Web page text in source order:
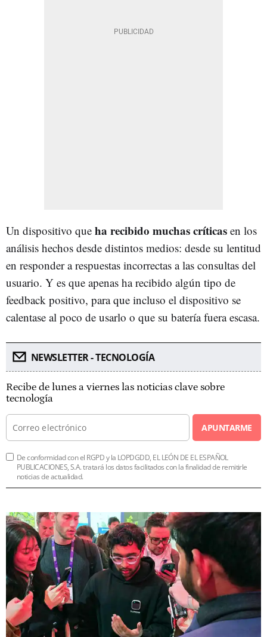
Un dispositivo que ha recibido muchas críticas en los
análisis hechos desde distintos medios: desde su lentitud
en responder a respuestas incorrectas a las consultas del
usuario. Y es que apenas ha recibido algún tipo de
feedback positivo, para que incluso el dispositivo se
calentase al poco de usarlo o que su batería fuera escasa.
NEWSLETTER - TECNOLOGÍA
Recibe de lunes a viernes las noticias clave sobre
tecnología
APUNTARME
De conformidad con el RGPD y la LOPDGDD, EL LEÓN DE EL ESPAÑOL
PUBLICACIONES, S.A. tratará los datos facilitados con la finalidad de remitirle
noticias de actualidad.